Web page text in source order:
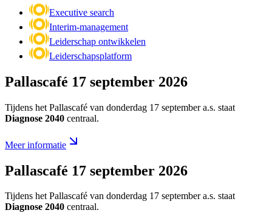
Executive search
Interim-management
Leiderschap ontwikkelen
Leiderschapsplatform
Pallascafé 17 september 2026
Tijdens het Pallascafé van donderdag 17 september a.s. staat
Diagnose 2040 centraal.
Meer informatie
Pallascafé 17 september 2026
Tijdens het Pallascafé van donderdag 17 september a.s. staat
Diagnose 2040 centraal.